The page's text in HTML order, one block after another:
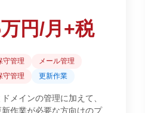
円/月+税
守管理
メール管理
守管理
更新作業
メインの管理に加えて、
作業が必要な方向けのプ